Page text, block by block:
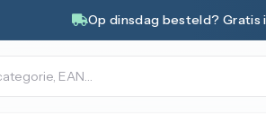
Op dinsdag besteld? Gratis